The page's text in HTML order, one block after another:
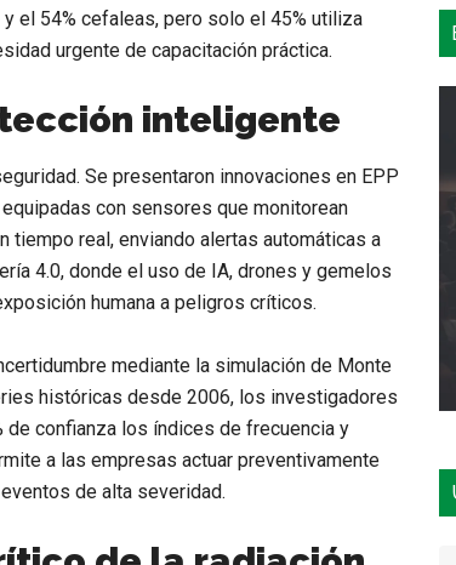
el 54% cefaleas, pero solo el 45% utiliza
urgente de capacitación práctica.
inteligente
Se presentaron innovaciones en EPP
con sensores que monitorean
tiempo real, enviando alertas automáticas a
4.0, donde el uso de IA, drones y gemelos
humana a peligros críticos.
mediante la simulación de Monte
históricas desde 2006, los investigadores
de confianza los índices de frecuencia y
a las empresas actuar preventivamente
de alta severidad.